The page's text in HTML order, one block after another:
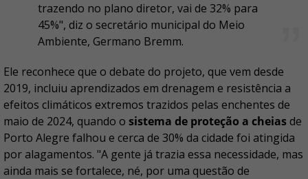
trazendo no plano diretor, vai de 32% para
45%", diz o secretário municipal do Meio
Ambiente, Germano Bremm.
Ele reconhece que o debate do projeto, que vem desde
2019, incluiu aprendizados em drenagem e resistência a
efeitos climáticos extremos trazidos pelas enchentes de
maio de 2024, quando o sistema de proteção a cheiasde
Porto Alegre falhou e cerca de 30% da cidade foi atingida
por alagamentos. "A gente já trazia essa necessidade, mas
ainda mais se fortalece, né, por uma questão de